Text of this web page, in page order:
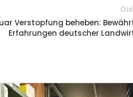
Verstopfung beheben:
Erfahrungen deutscher